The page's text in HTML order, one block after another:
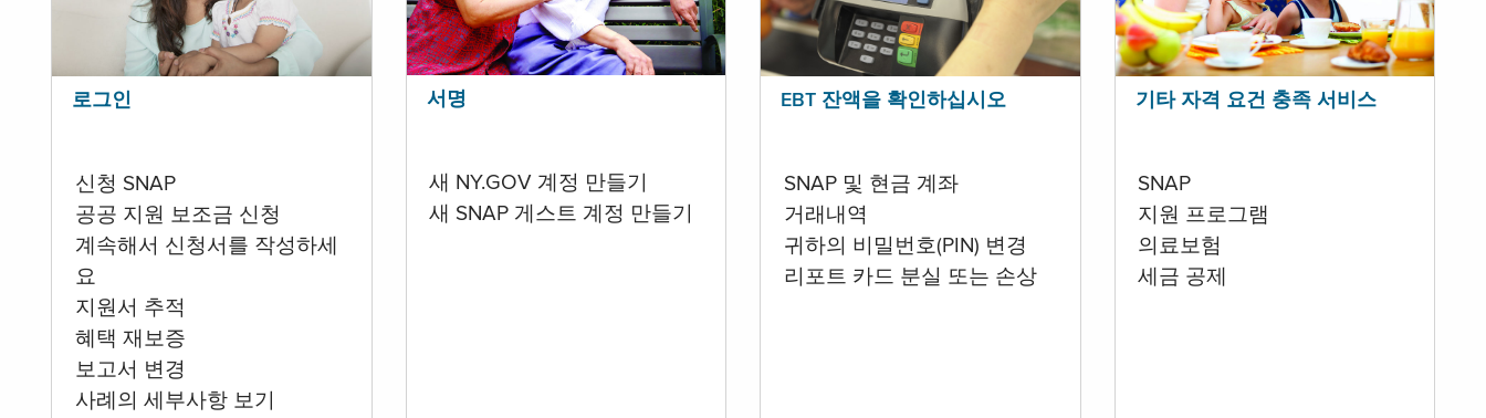
로그인
신청 SNAP
공공 지원 보조금 신청
계속해서 신청서를 작성하세
요
지원서 추적
혜택 재보증
보고서 변경
사례의 세부사항 보기
서명
새 NY.GOV 계정 만들기
새 SNAP 게스트 계정 만들기
EBT 잔액을 확인하십시오
SNAP 및 현금 계좌
거래내역
귀하의 비밀번호(PIN) 변경
리포트 카드 분실 또는 손상
기타 자격 요건 충족 서비스
SNAP
지원 프로그램
의료보험
세금 공제